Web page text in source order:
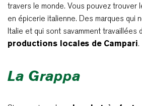
travers le monde. Vous pouvez trouver
en épicerie italienne. Des marques qui
Italie et qui sont savamment travaillées
productions locales de Campari.
La Grappa